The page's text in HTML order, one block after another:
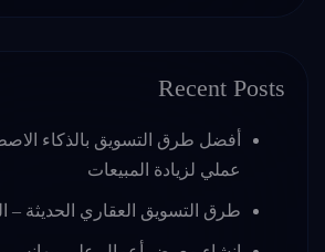
Recent Posts
أفضل طرق التسويق بالذكاء
عملي لزيادة المبيعات
طرق التسويق العقاري الحديثة –